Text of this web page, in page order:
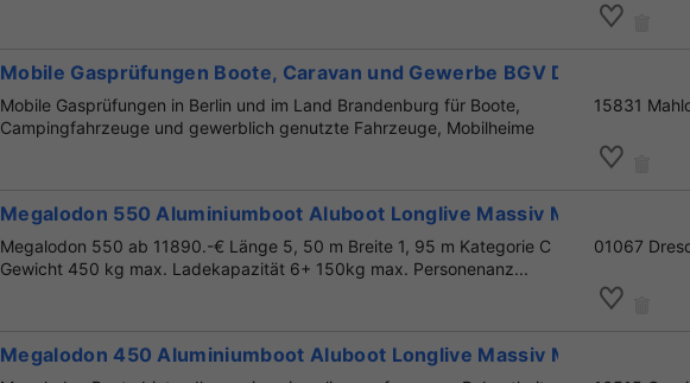
Mobile Gasprüfungen Boote, Caravan und Gewerbe BGV D 34
Mobile Gasprüfungen in Berlin und im Land Brandenburg für Boote,
Campingfahrzeuge und gewerblich genutzte Fahrzeuge, Mobilheime
15831
Megalodon 550 Aluminiumboot Aluboot Longlive Massiv Marine
Megalodon 550 ab 11890.-€ Länge 5, 50 m Breite 1, 95 m Kategorie C
Gewicht 450 kg max. Ladekapazität 6+ 150kg max. Personenanz...
01067
Megalodon 450 Aluminiumboot Aluboot Longlive Massiv Marine